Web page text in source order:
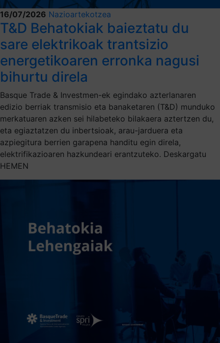
16/07/2026 Nazioartekotzea
T&D Behatokiak baieztatu du
sare elektrikoak trantsizio
energetikoaren erronka nagusi
bihurtu direla
Basque Trade & Investmen-ek egindako azterlanaren
edizio berriak transmisio eta banaketaren (T&D) munduko
merkatuaren azken sei hilabeteko bilakaera aztertzen du,
eta egiaztatzen du inbertsioak, arau-jarduera eta
azpiegitura berrien garapena handitu egin direla,
elektrifikazioaren hazkundeari erantzuteko. Deskargatu
HEMEN